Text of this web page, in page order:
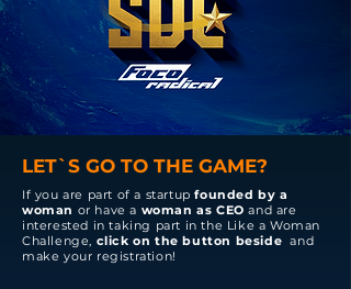
LET`S GO TO THE GAME?
If you are part of a startupfounded by a
woman or have a woman as CEO and are
interested in taking part in the Like a Woman
Challenge, click on the button beside and
make your registration!